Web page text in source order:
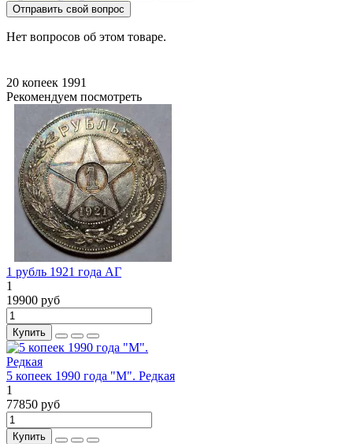
Отправить свой вопрос
Нет вопросов об этом товаре.
20 копеек 1991
Рекомендуем посмотреть
1 рубль 1921 года АГ
1
19900 руб
Купить
5 копеек 1990 года "М". Редкая
1
77850 руб
Купить